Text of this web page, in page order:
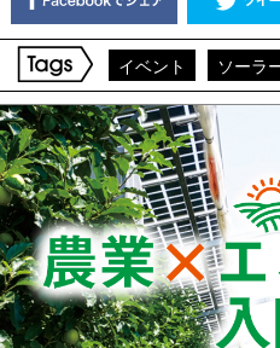
イベント ソーラ